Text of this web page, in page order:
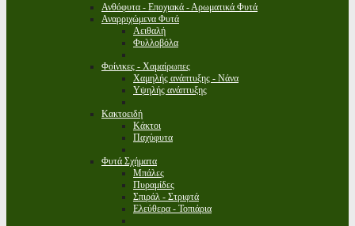
Ανθόφυτα - Εποχιακά - Αρωματικά Φυτά
Αναρριχώμενα Φυτά
Αειθαλή
Φυλλοβόλα
Φοίνικες - Χαμαίρωπες
Χαμηλής ανάπτυξης - Νάνα
Υψηλής ανάπτυξης
Κακτοειδή
Κάκτοι
Παχύφυτα
Φυτά Σχήματα
Μπάλες
Πυραμίδες
Σπιράλ - Στριφτά
Ελεύθερα - Τοπιάρια